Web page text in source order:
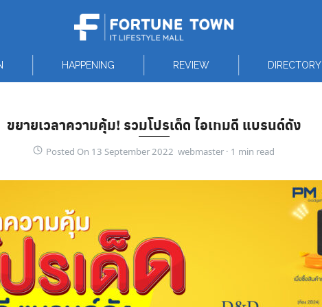
HAPPENING REVIEW DIRECTORY
ขยายเวลาความคุ้ม! รวมโปรเด็ด ไอเทมดี แบรนด์ดัง
Posted On 13 September 2022 webmaster ·